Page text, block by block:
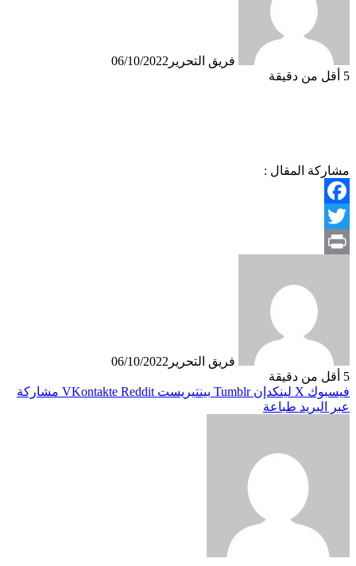
فريق التحرير 06/10/2022
5 أقل من دقيقة
مشاركة المقال :
Facebook
Twitter
فريق التحرير 06/10/2022
5 أقل من دقيقة
فيسبوك X لينكدإن بينتيريست
مشاركة
عبر البريد طباعة